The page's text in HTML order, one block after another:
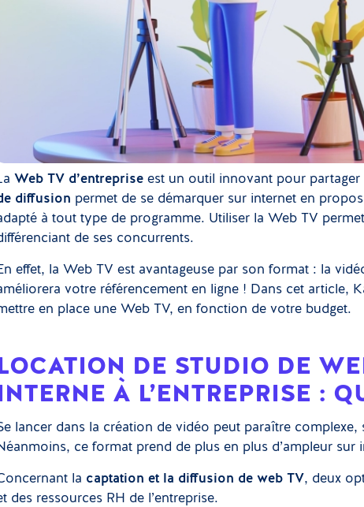
Web TV d’entreprise est un outil innovant pour
diffusion permet de se démarquer sur internet en
à tout type de programme. Utiliser la Web TV
de ses concurrents.
effet, la Web TV est avantageuse par son format : la
votre référencement en ligne ! Dans cet article,
en place une Web TV, en fonction de votre budget.
DE STUDIO DE
À L’ENTREPRISE :
lancer dans la création de vidéo peut paraître
ce format prend de plus en plus d’ampleur sur
la captation et la diffusion de web TV, deux
des ressources RH de l’entreprise.